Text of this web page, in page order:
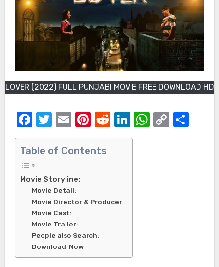
LOVER (2022) FULL PUNJABI MOVIE FREE DOWNLOAD HD
Facebook
Twitter
EmailPinterest
Reddit
LinkedIn
Copy
Table of Contents
Movie Storyline:
Movie Detail:
Movie Director & Producer
Movie Cast:
Movie Trailer:
People also Search:
Download Now